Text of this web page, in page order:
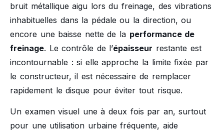
bruit métallique aigu lors du freinage, des vibrations
inhabituelles dans la pédale ou la direction, ou
encore une baisse nette de la performance de
freinage. Le contrôle de l’épaisseur restante est
incontournable : si elle approche la limite fixée par
le constructeur, il est nécessaire de remplacer
rapidement le disque pour éviter tout risque.
Un examen visuel une à deux fois par an, surtout
pour une utilisation urbaine fréquente, aide